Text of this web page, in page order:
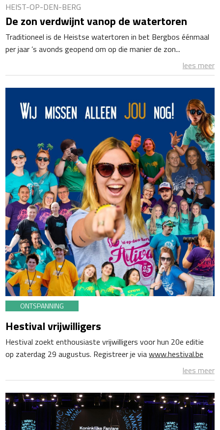
HEIST-OP-DEN-BERG
De zon verdwijnt vanop de watertoren
Traditioneel is de Heistse watertoren in bet Bergbos éénmaal
per jaar ’s avonds geopend om op die manier de zon...
lees meer
ONTSPANNING
Hestival vrijwilligers
Hestival zoekt enthousiaste vrijwilligers voor hun 20e editie
op zaterdag 29 augustus. Registreer je viawww.hestival.be
lees meer